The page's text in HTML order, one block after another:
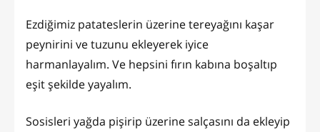
Ezdiğimiz patateslerin üzerine tereyağını kaşar
peynirini ve tuzunu ekleyerek iyice
harmanlayalım. Ve hepsini fırın kabına boşaltıp
eşit şekilde yayalım.
Sosisleri yağda pişirip üzerine salçasını da ekleyip